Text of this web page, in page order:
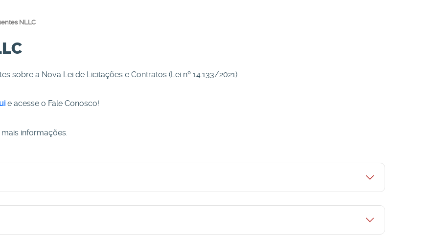
NLLC
sobre a Nova Lei de Licitações e Contratos (Lei nº 14.133/2021).
e acesse o Fale Conosco!
informações.